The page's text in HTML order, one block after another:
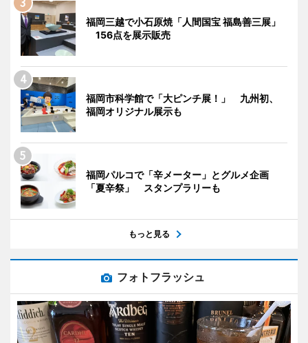
福岡三越で小石原焼「人間国宝 福島善三展」
156点を展示販売
福岡市科学館で「大ピンチ展！」 九州初、
福岡オリジナル展示も
福岡パルコで「辛メーター」とグルメ企画
「夏辛祭」 スタンプラリーも
もっと見る
フォトフラッシュ